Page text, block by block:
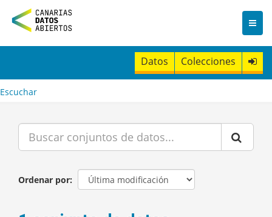
n
t
Datos Colecciones
Escuchar
Ordenar por